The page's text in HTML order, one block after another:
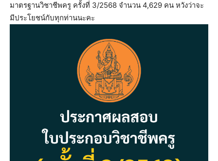
มาตรฐานวิชาชีพครู ครั้งที่ 3/2568 จำนวน 4,629 คน หวังว่าจะ
มีประโยชน์กับทุกท่านนะคะ